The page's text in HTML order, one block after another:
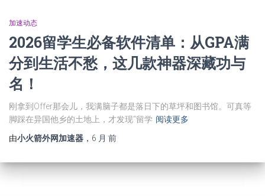
加速动态
2026留学生必备软件清单：从GPA满
分到生活不愁，这几款神器深藏功与
名！
刚拿到Offer那会儿，我满脑子都是落日下的草坪和图书馆。可真等
脚踩在异国他乡的土地上，才发现“留学 阅读更多
由小火箭外网加速器 ， 6 月 前